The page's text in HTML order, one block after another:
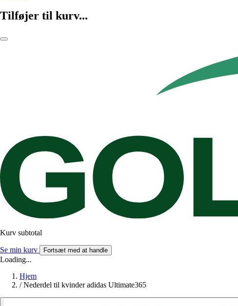
Tilføjer til kurv...
Kurv subtotal
Se min kurv Fortsæt med at handle
Loading...
Hjem
/ Nederdel til kvinder adidas Ultimate365